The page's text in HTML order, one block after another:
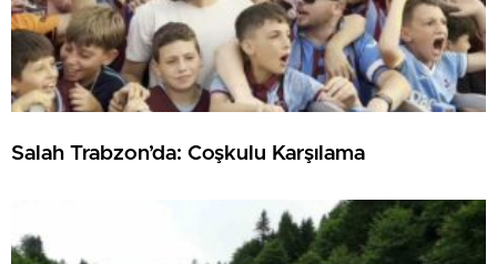
Salah Trabzon’da: Coşkulu Karşılama